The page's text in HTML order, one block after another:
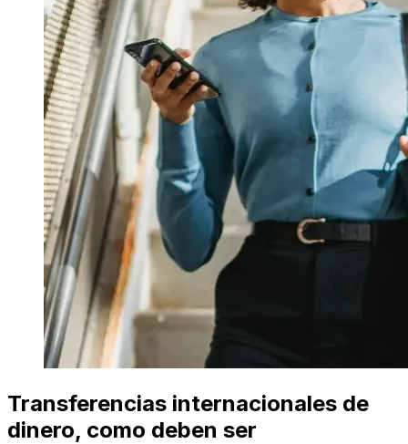
Transferencias internacionales de
dinero, como deben ser